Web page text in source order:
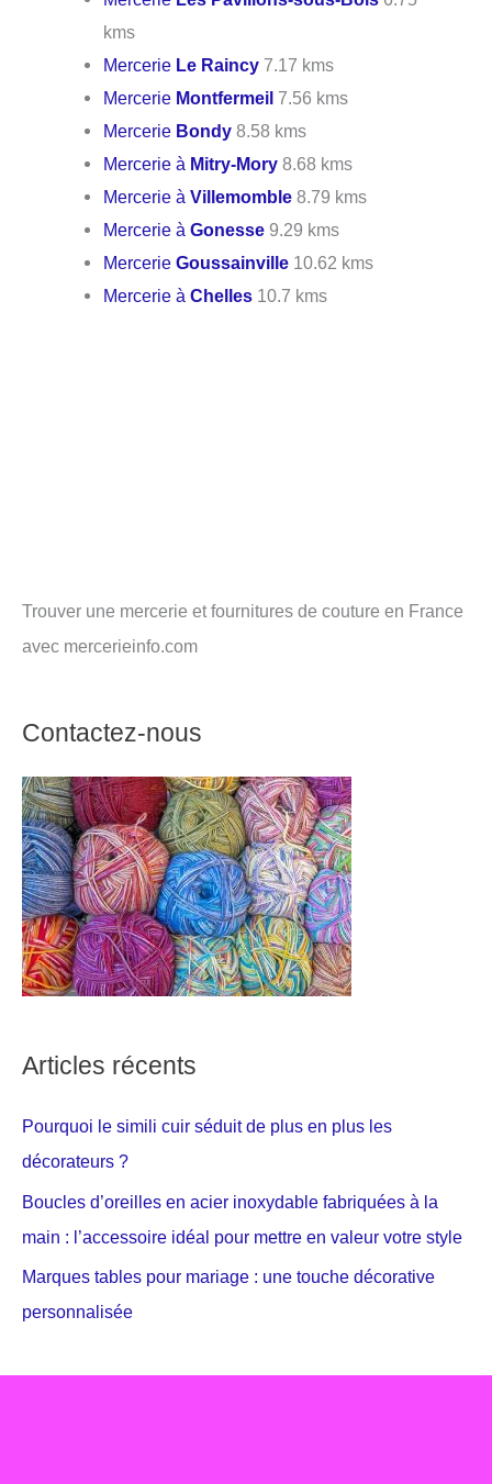
kms
Mercerie Le Raincy 7.17 kms
Mercerie Montfermeil 7.56 kms
Mercerie Bondy 8.58 kms
Mercerie à Mitry-Mory 8.68 kms
Mercerie àVillemomble 8.79 kms
Mercerie àGonesse 9.29 kms
MercerieGoussainville 10.62 kms
Mercerie àChelles 10.7 kms
Trouver une mercerie et fournitures de couture en France
avec mercerieinfo.com
Contactez-nous
Articles récents
Pourquoi le simili cuir séduit de plus en plus les
décorateurs ?
Boucles d’oreilles en acier inoxydable fabriquées à la
main : l’accessoire idéal pour mettre en valeur votre style
Marques tables pour mariage : une touche décorative
personnalisée